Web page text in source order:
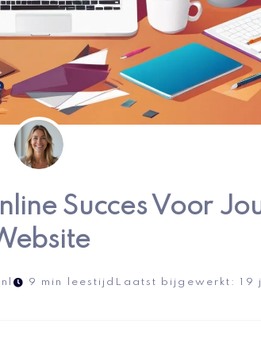
Succes Voor
9 min leestijd Laatst bijgewerkt: 19